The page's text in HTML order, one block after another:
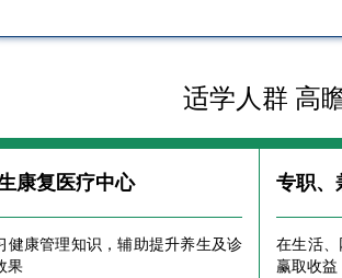
适学人群 高
康复医疗中心
健康管理知识，辅助提升养生及诊
果
专职、
在生活、
赢取收益